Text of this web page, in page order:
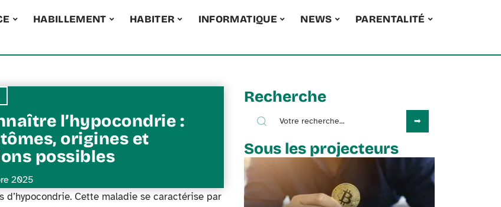
HABILLEMENT HABITER INFORMATIQUE NEWS
PARENTALITÉ
l’hypocondrie :
origines et
possibles
2025
Cette maladie se caractérise par
Recherche
Sous les projecteurs